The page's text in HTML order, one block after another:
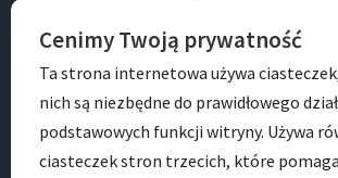
BIP
Cenimy Twoją prywatność
Ta strona internetowa używa
nich są niezbędne do prawidłowego
podstawowych funkcji witryny. Używa
ciasteczek stron trzecich, które